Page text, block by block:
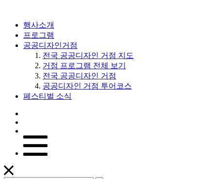
행사소개
프로그램
공공디자인거점
전국 공공디자인 거점 지도
거점 프로그램 전체 보기
전국 공공디자인 거점
공공디자인 거점 투어코스
페스티벌 소식